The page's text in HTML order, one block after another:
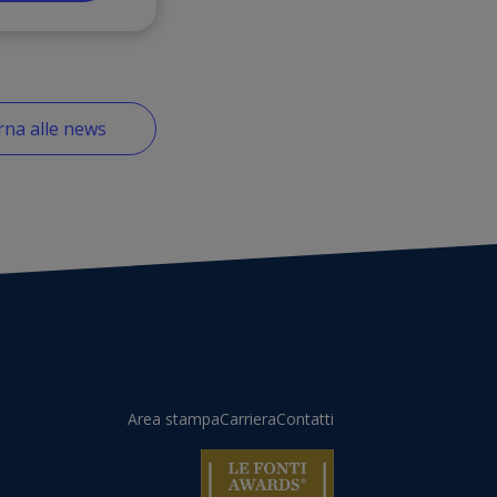
alle news
Area stampaCarrieraContatti